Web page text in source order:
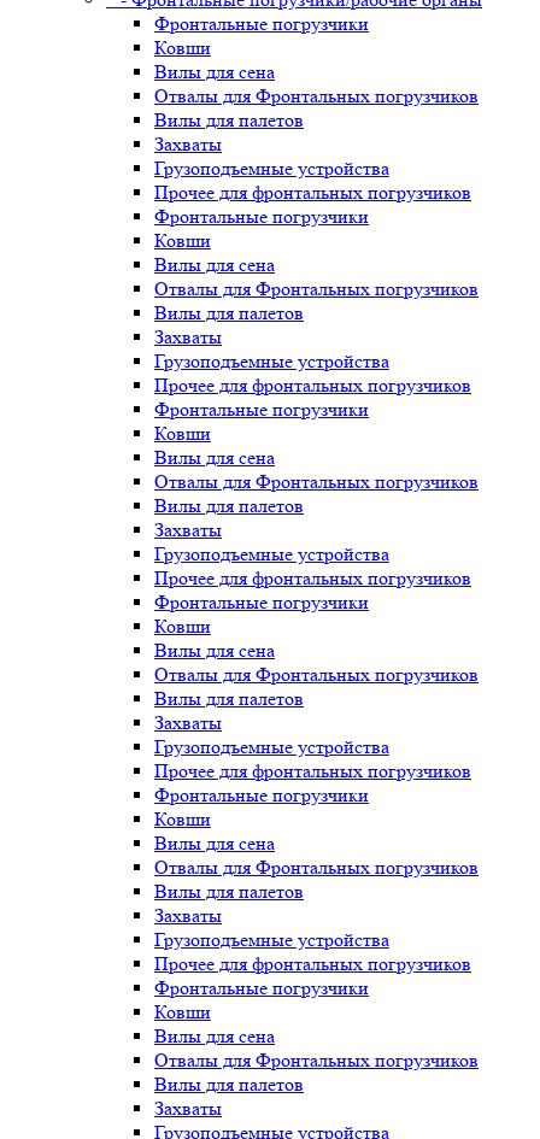
Фронтальные погрузчики
Ковши
Вилы для сена
Отвалы для Фронтальных погрузчиков
Вилы для палетов
Захваты
Грузоподъемные устройства
Прочее для фронтальных погрузчиков
Фронтальные погрузчики
Ковши
Вилы для сена
Отвалы для Фронтальных погрузчиков
Вилы для палетов
Захваты
Грузоподъемные устройства
Прочее для фронтальных погрузчиков
Фронтальные погрузчики
Ковши
Вилы для сена
Отвалы для Фронтальных погрузчиков
Вилы для палетов
Захваты
Грузоподъемные устройства
Прочее для фронтальных погрузчиков
Фронтальные погрузчики
Ковши
Вилы для сена
Отвалы для Фронтальных погрузчиков
Вилы для палетов
Захваты
Грузоподъемные устройства
Прочее для фронтальных погрузчиков
Фронтальные погрузчики
Ковши
Вилы для сена
Отвалы для Фронтальных погрузчиков
Вилы для палетов
Захваты
Грузоподъемные устройства
Прочее для фронтальных погрузчиков
Фронтальные погрузчики
Ковши
Вилы для сена
Отвалы для Фронтальных погрузчиков
Вилы для палетов
Захваты
Грузоподъемные устройства